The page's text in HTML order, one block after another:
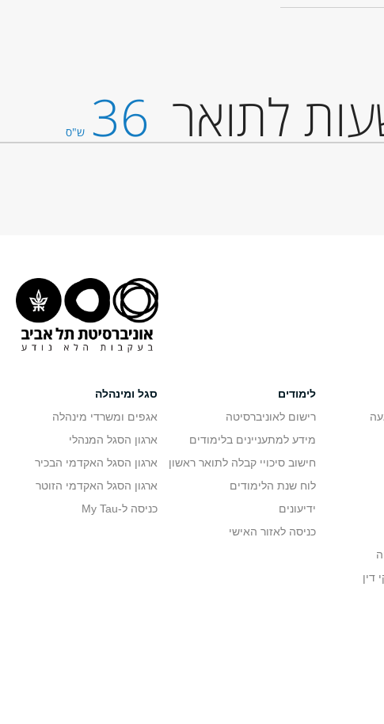
לתואר 36 ש"ס
דין
לימודים
רישום לאוניברסיטה
מידע למתעניינים בלימודים
חישוב סיכויי קבלה לתואר ראשון
לוח שנת הלימודים
ידיעונים
כניסה לאזור האישי
סגל ומינהלה
אגפים ומשרדי מינהלה
ארגון הסגל המנהלי
ארגון הסגל האקדמי הבכיר
ארגון הסגל האקדמי הזוטר
כניסה ל-My Tau